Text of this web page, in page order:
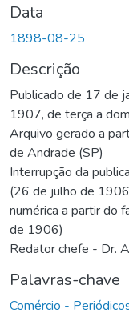
Data
1898-08-25
Descrição
Publicado de 17 de
1907, de terça a
Arquivo gerado a
de Andrade (SP)
Interrupção da
(26 de julho de
numérica a partir do
de 1906)
Redator chefe - Dr.
Palavras-chave
Comércio -